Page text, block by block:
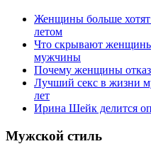
Женщины больше
летом
Что скрывают
мужчины
Почему женщины
Лучший секс в жизни
лет
Ирина Шейк делится
Мужской стиль